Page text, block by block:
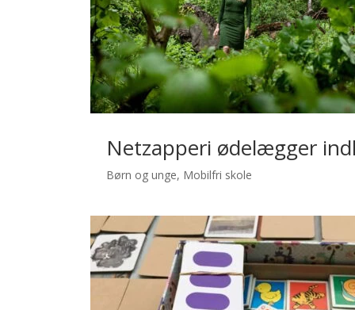
Netzapperi ødelægger
Børn og unge, Mobilfri skole